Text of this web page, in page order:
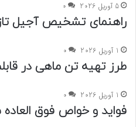
5 آوریل 2026 0
راهنمای تشخیص آجیل
1 آوریل 2026 0
طرز تهیه تن ماهی در
1 آوریل 2026 0
فواید و خواص فوق العاده